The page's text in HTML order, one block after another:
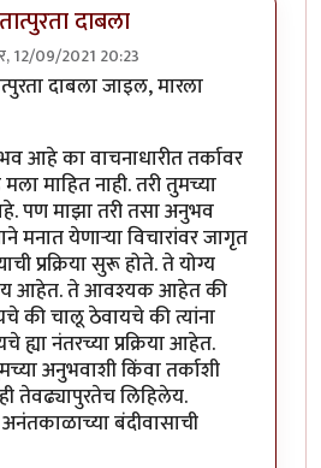
दाबला
12/09/2021 20:23
नामस्मरणावर नाहीbyगॉडजिला
दाबला जाइल, मारला
आहे का वाचनाधारीत तर्कावर
माहित नाही. तरी तुमच्या
पण माझा तरी तसा अनुभव
मनात येणार्‍या विचारांवर जागृत
प्रक्रिया सुरू होते. ते योग्य
आहेत. ते आवश्यक आहेत की
की चालू ठेवायचे की त्यांना
ह्या नंतरच्या प्रक्रिया आहेत.
अनुभवाशी किंवा तर्काशी
तेवढ्यापुरतेच लिहिलेय.
बंदीवासाची